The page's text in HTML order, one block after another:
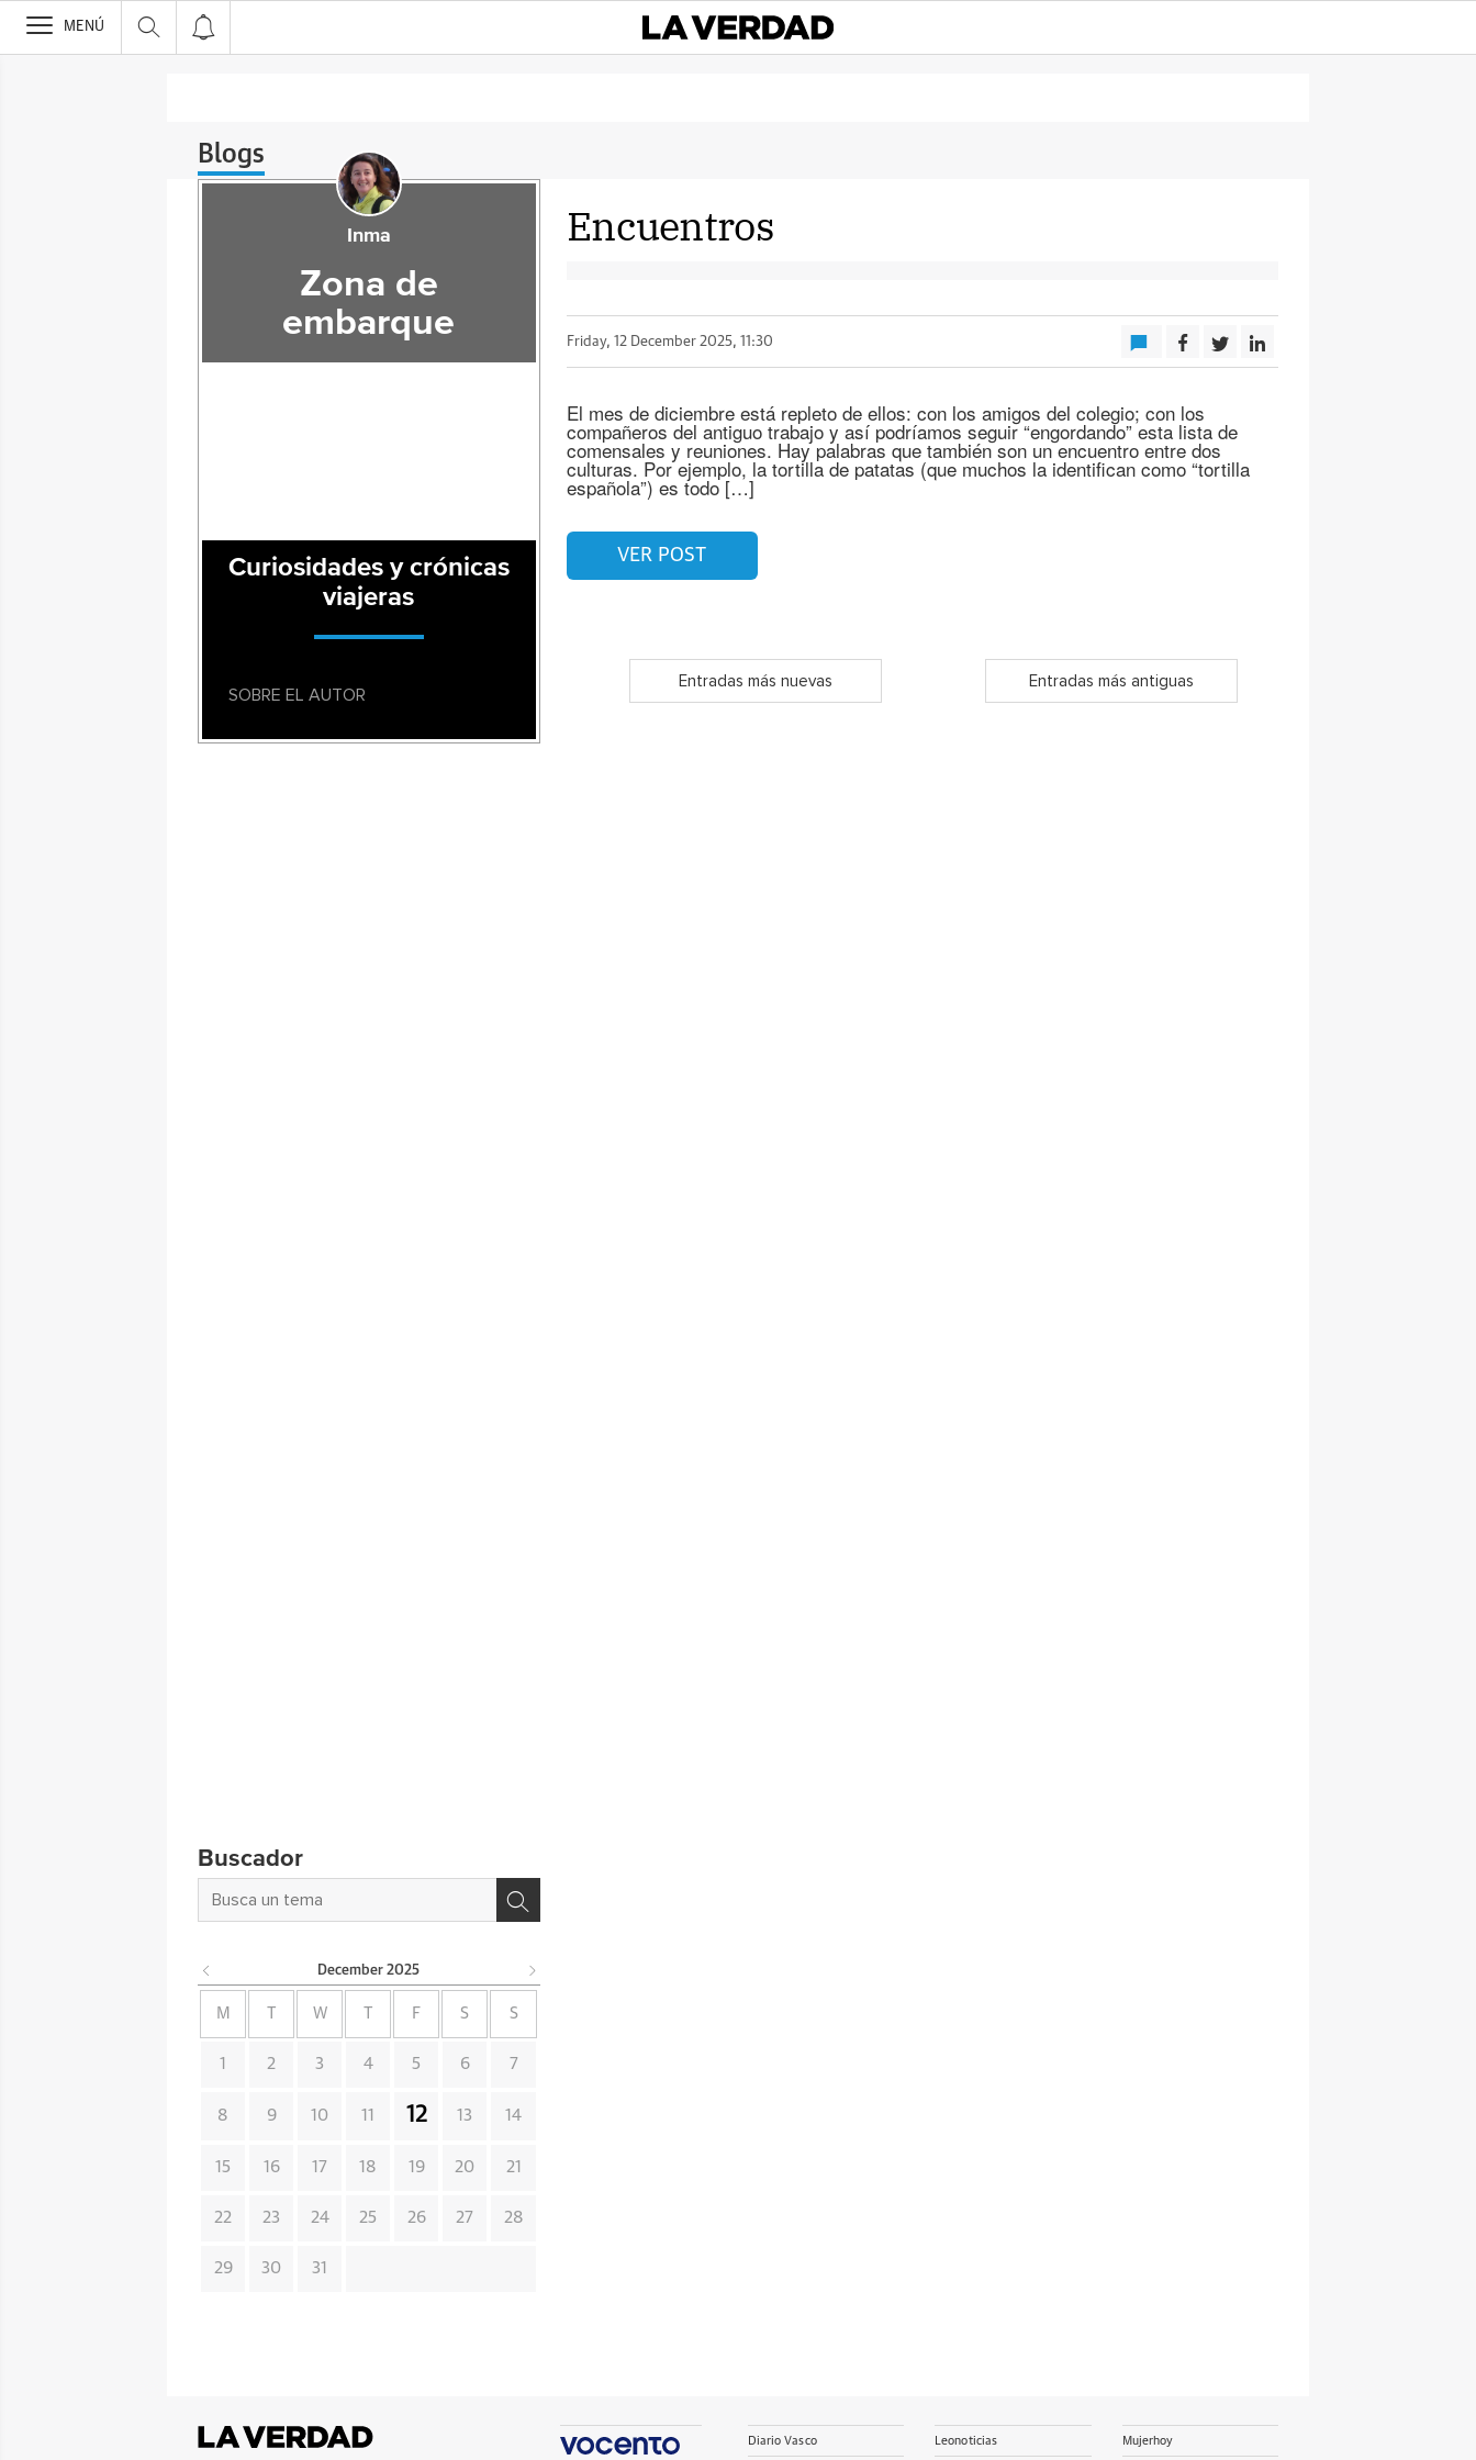
>
MENÚ
Blogs
Encuentros
Friday, 12 December 2025, 11:30
El mes de diciembre está repleto de ellos: con los amigos del colegio; con los
compañeros del antiguo trabajo y así podríamos seguir “engordando” esta lista de
comensales y reuniones. Hay palabras que también son un encuentro entre dos
culturas. Por ejemplo, la tortilla de patatas (que muchos la identifican como “tortilla
española”) es todo […]
VER POST
Entradas más nuevas Entradas más antiguas
Inma
Zona de
embarque
Curiosidades y crónicas
viajeras
SOBRE EL AUTOR
Buscador
December 2025
M W F S S
1 2 3 4 5 6 7
8 9 10 11 12 13 14
15 16 17 18 19 20 21
22 23 24 25 26 27 28
29 30 31
Diario Vasco Leonoticias Mujerhoy